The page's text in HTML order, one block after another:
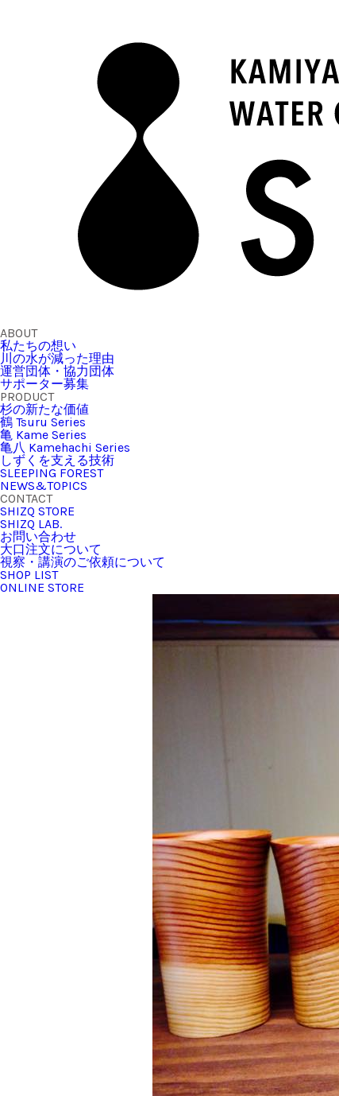
ABOUT
私たちの想い
川の水が減った理由
運営団体・協力団体
サポーター募集
PRODUCT
杉の新たな価値
鶴 Tsuru Series
亀 Kame Series
亀八 Kamehachi Series
しずくを支える技術
SLEEPING FOREST
NEWS&TOPICS
CONTACT
SHIZQ STORE
SHIZQ LAB.
お問い合わせ
大口注文について
視察・講演のご依頼について
SHOP LIST
ONLINE STORE